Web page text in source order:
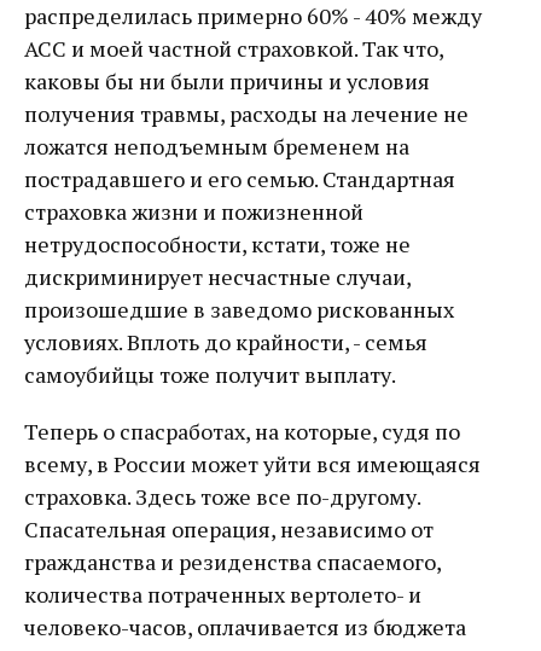
распределилась примерно 60% - 40% между
АСС и моей частной страховкой. Так что,
каковы бы ни были причины и условия
получения травмы, расходы на лечение не
ложатся неподъемным бременем на
пострадавшего и его семью. Стандартная
страховка жизни и пожизненной
нетрудоспособности, кстати, тоже не
дискриминирует несчастные случаи,
произошедшие в заведомо рискованных
условиях. Вплоть до крайности, - семья
самоубийцы тоже получит выплату.
Теперь о спасработах, на которые, судя по
всему, в России может уйти вся имеющаяся
страховка. Здесь тоже все по-другому.
Спасательная операция, независимо от
гражданства и резиденства спасаемого,
количества потраченных вертолето- и
человеко-часов, оплачивается из бюджета